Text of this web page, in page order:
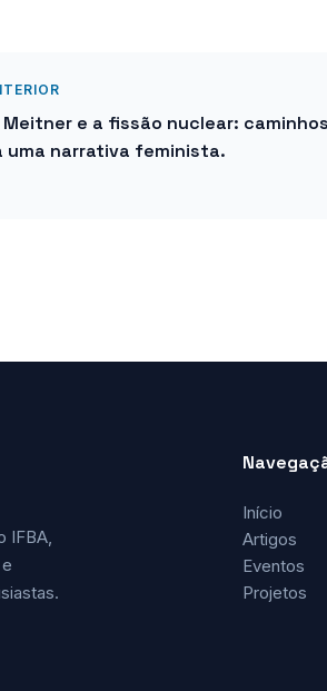
Meitner e a fissão nuclear: caminhos
uma narrativa feminista.
IFBA,
Início
Artigos
Eventos
Projetos